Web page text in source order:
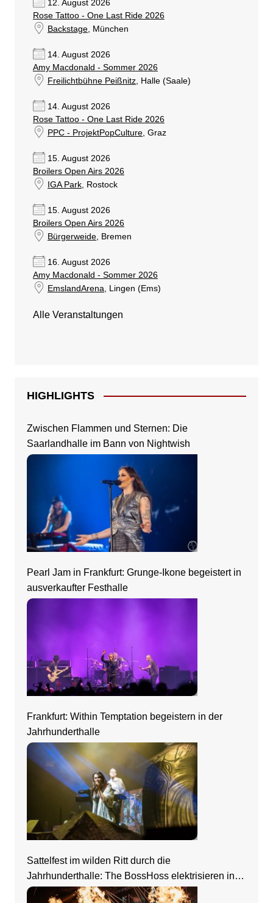
12. August 2026
Rose Tattoo - One Last Ride 2026
Backstage, München
14. August 2026
Amy Macdonald - Sommer 2026
Freilichtbühne Peißnitz, Halle (Saale)
14. August 2026
Rose Tattoo - One Last Ride 2026
PPC - ProjektPopCulture, Graz
15. August 2026
Broilers Open Airs 2026
IGA Park, Rostock
15. August 2026
Broilers Open Airs 2026
Bürgerweide, Bremen
16. August 2026
Amy Macdonald - Sommer 2026
EmslandArena , Lingen (Ems)
Alle Veranstaltungen
HIGHLIGHTS
Zwischen Flammen und Sternen: Die
Saarlandhalle im Bann von Nightwish
Pearl Jam in Frankfurt: Grunge-Ikone begeistert in
ausverkaufter Festhalle
Frankfurt: Within Temptation begeistern in der
Jahrhunderthalle
Sattelfest im wilden Ritt durch die
Jahrhunderthalle: The BossHoss elektrisieren in
Frankfurt